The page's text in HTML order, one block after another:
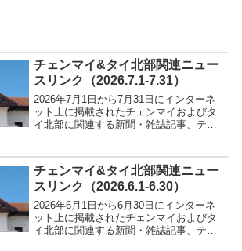
チェンマイ&タイ北部関連ニュー
スリンク（2026.7.1-7.31）
2026年7月1日から7月31日にインターネ
ット上に掲載されたチェンマイおよびタ
イ北部に関連する新聞・雑誌記事、テレ
チェンマイ&タイ北部関連ニュー
スリンク（2026.6.1-6.30）
2026年6月1日から6月30日にインターネ
ット上に掲載されたチェンマイおよびタ
イ北部に関連する新聞・雑誌記事、テレ